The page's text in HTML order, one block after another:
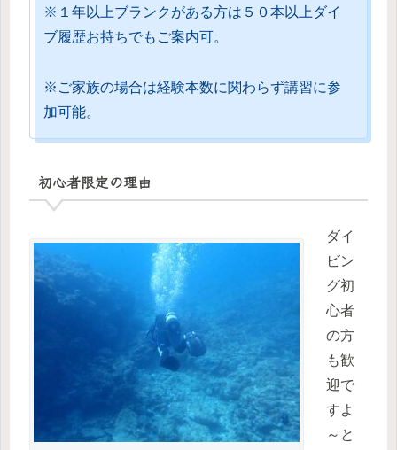
※１年以上ブランクがある方は５０本以上ダイ
ブ履歴お持ちでもご案内可。
※ご家族の場合は経験本数に関わらず講習に参
加可能。
初心者限定の理由
ダイ
ビン
グ初
心者
の方
も歓
迎で
すよ
～と